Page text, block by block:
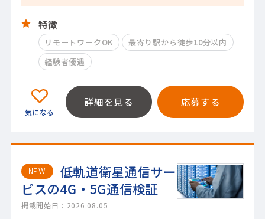
特徴
リモートワークOK
最寄り駅から徒歩10分以内
経験者優遇
詳細を見る 応募する
NEW
低軌道衛星通信サー
ビスの4G・5G通信検証
掲載開始日：2026.08.05